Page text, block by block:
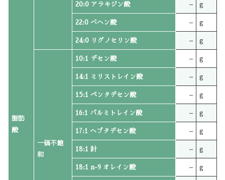
脂肪
酸
20:0 アラキジン酸 – g
22:0 ベヘン酸 – g
24:0 リグノセリン酸 – g
一価不飽
和
10:1 デセン酸 – g
14:1 ミリストレイン酸 – g
15:1 ペンタデセン酸 – g
16:1 パルミトレイン酸 – g
17:1 ヘプタデセン酸 – g
18:1 計 – g
18:1 n-9 オレイン酸 – g